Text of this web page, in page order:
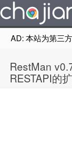
AD: 本站为第三
RestMan
RESTAPI的扩